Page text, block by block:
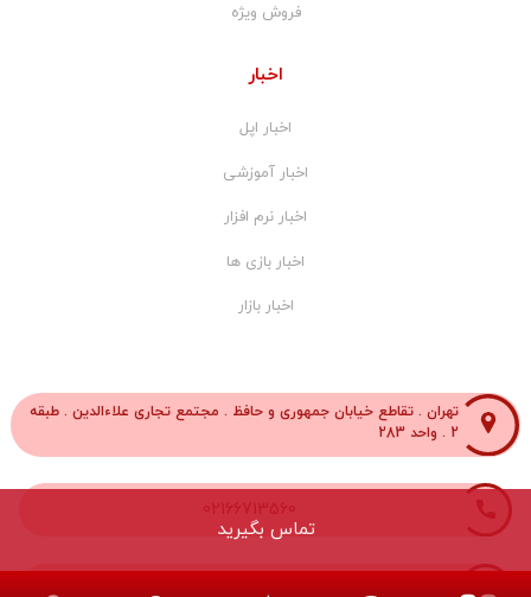
تماس بگیرید
فروش ویژه
اخبار
اخبار اپل
اخبار آموزشی
اخبار نرم افزار
اخبار بازی ها
اخبار بازار
تهران . تقاطع خیابان جمهوری و حافظ . مجتمع تجاری علاءالدین . طبقه
2 . واحد 283
02166713560
02166712303